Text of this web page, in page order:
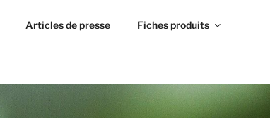
Articles de presse Fiches produits